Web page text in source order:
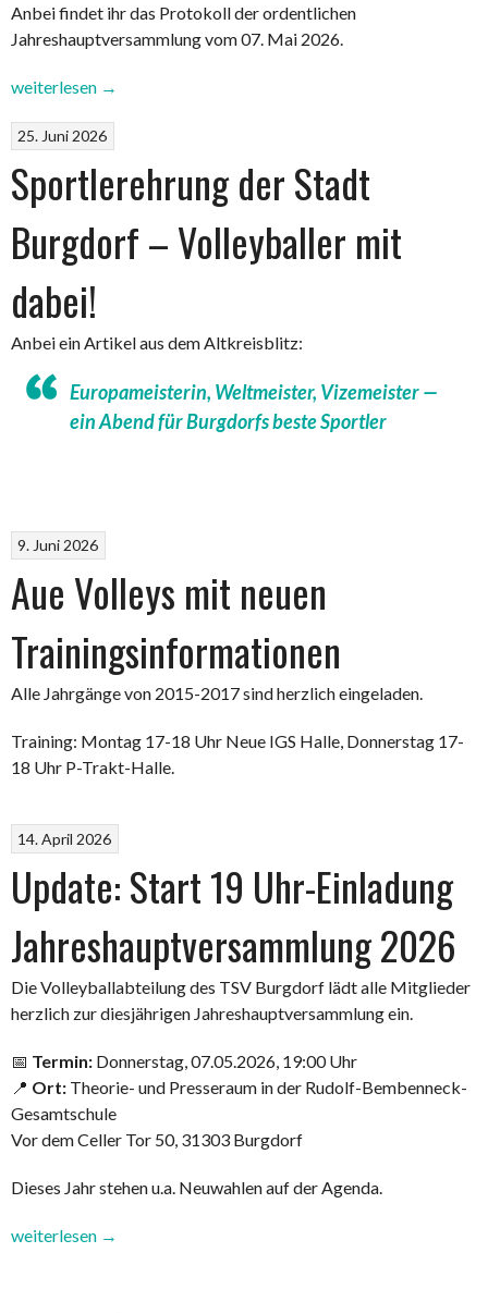
Anbei findet ihr das Protokoll der ordentlichen
Jahreshauptversammlung vom 07. Mai 2026.
„Protokoll
Jahreshauptversammlung
weiterlesen →
25. Juni 2026
Sportlerehrung der Stadt
Burgdorf – Volleyballer mit
dabei!
Anbei ein Artikel aus dem Altkreisblitz:
Europameisterin, Weltmeister, Vizemeister —
ein Abend für Burgdorfs beste Sportler
9. Juni 2026
Aue Volleys mit neuen
Trainingsinformationen
Alle Jahrgänge von 2015-2017 sind herzlich eingeladen.
Training: Montag 17-18 Uhr Neue IGS Halle, Donnerstag 17-
18 Uhr P-Trakt-Halle.
14. April 2026
Update: Start 19 Uhr-Einladung
Jahreshauptversammlung 2026
Die Volleyballabteilung des TSV Burgdorf lädt alle Mitglieder
herzlich zur diesjährigen Jahreshauptversammlung ein.
📅 Termin: Donnerstag, 07.05.2026, 19:00 Uhr
📍 Ort: Theorie- und Presseraum in der Rudolf-Bembenneck-
Gesamtschule
Vor dem Celler Tor 50, 31303 Burgdorf
Dieses Jahr stehen u.a. Neuwahlen auf der Agenda.
„Update:
weiterlesen →